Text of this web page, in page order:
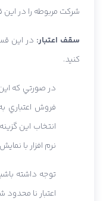
شرکت مربوطه را در
سقف اعتبار: در اين
كنيد.
در صورتي که
فروش اعتباري
انتخاب اين
نرم افزار با
توجه داشته
اعتبار نا